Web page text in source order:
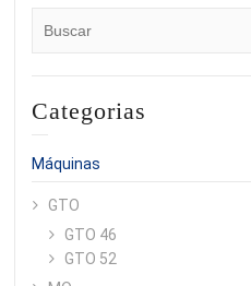
Categorias
Máquinas
GTO
GTO 46
GTO 52